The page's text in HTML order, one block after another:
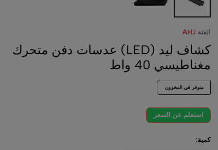
الفئة AHJ
كشاف ليد (LED) عدسات دفن متحرك
مغناطيسي 40 واط
متوفر في المخزون
استعلم عن السعر
كمية: